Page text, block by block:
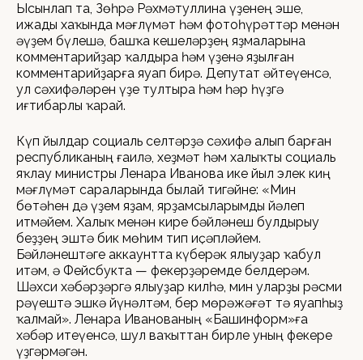
Ысынлап та, Зөһрә Рәхмәтуллина үҙенең эше,
ижады хаҡында мәғлүмәт һәм фотоһүрәттәр менән
әүҙем бүлешә, башҡа кешеләрҙең яҙмаларына
комментарийҙар ҡалдыра һәм үҙенә яҙылған
комментарийҙарға яуап бирә. Депутат әйтеүенсә,
ул сәхифәләрен үҙе тултыра һәм һәр һүҙгә
иғтибарлы ҡарай.
Күп йылдар социаль селтәрҙә сәхифә алып барған
республиканың ғаилә, хеҙмәт һәм халыҡты социаль
яҡлау министры Ленара Иванова ике йыл элек киң
мәғлүмәт сараларында былай тигәйне: «Мин
бөтәһен дә үҙем яҙам, ярҙамсыларымды йәлеп
итмәйем. Халыҡ менән кире бәйләнеш булдырыу
беҙҙең эштә бик мөһим тип иҫәпләйем.
Бәйләнештәге аккаунтта күберәк ялыуҙар ҡабул
итәм, ә Фейсбукта — фекерҙәремде белдерәм.
Шәхси хәбәрҙәргә ялыуҙар килһә, мин уларҙы рәсми
рәүештә эшкә йүнәлтәм, бер мөрәжәғәт тә яуапһыҙ
ҡалмай». Ленара Иванованың «Башинформ»ға
хәбәр итеүенсә, шул ваҡыттан бирле уның фекере
үҙгәрмәгән.